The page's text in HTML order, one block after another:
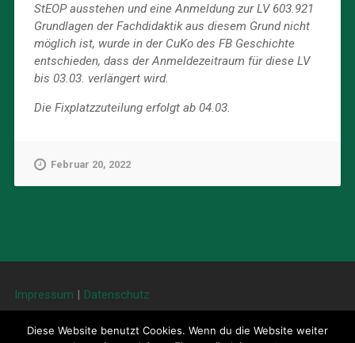
StEOP ausstehen und eine Anmeldung zur LV 603.921
Grundlagen der Fachdidaktik aus diesem Grund nicht
möglich ist, wurde in der CuKo des FB Geschichte
entschieden, dass der Anmeldezeitraum für diese LV
bis 03.03. verlängert wird.
Die Fixplatzzuteilung erfolgt ab 04.03.
Februar 20, 2022
Impressum | Datenschutz
Diese Website benutzt Cookies. Wenn du die Website weiter